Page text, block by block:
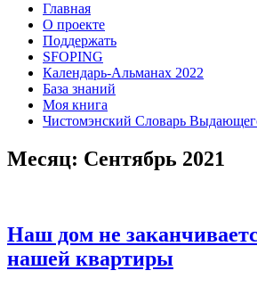
Главная
О проекте
Поддержать
SFOPING
Календарь-Альманах 2022
База знаний
Моя книга
Чистомэнский Словарь
Месяц: Сентябрь 2021
Наш дом не
нашей квартиры